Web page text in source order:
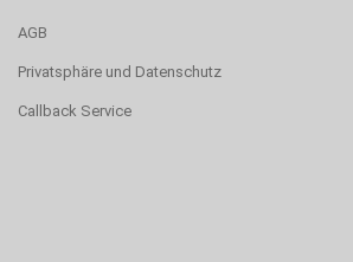
AGB
Privatsphäre und Datenschutz
Callback Service